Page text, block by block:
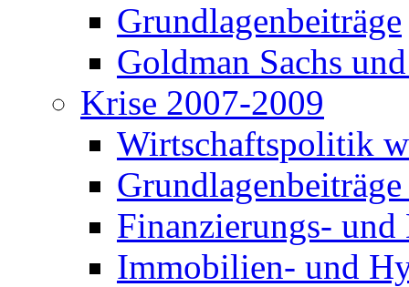
Grundlagenbeiträge
Goldman Sachs
Krise 2007-2009
Wirtschaftspolitik
Finanzierungs-
Immobilien- und